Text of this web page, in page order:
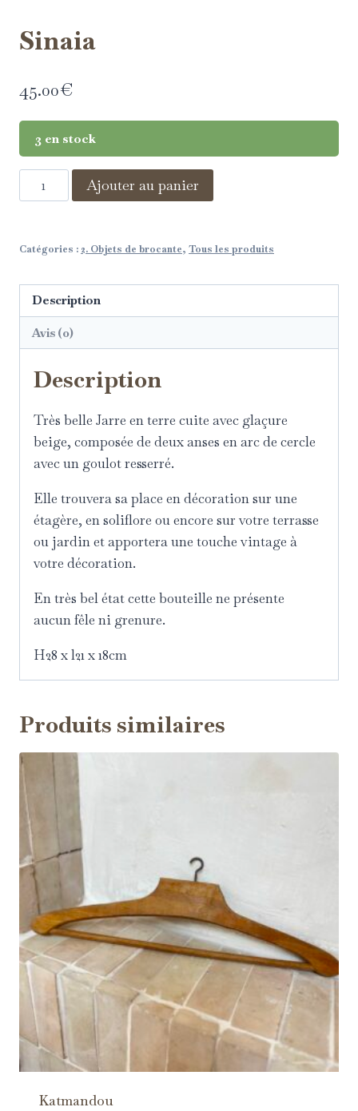
Sinaia
45.00€
3 en stock
Ajouter au panier
Catégories : 2. Objets de brocante, Tous les produits
Description
Avis (0)
Description
Très belle Jarre en terre cuite avec glaçure
beige, composée de deux anses en arc de cercle
avec un goulot resserré.
Elle trouvera sa place en décoration sur une
étagère, en soliflore ou encore sur votre terrasse
ou jardin et apportera une touche vintage à
votre décoration.
En très bel état cette bouteille ne présente
aucun fêle ni grenure.
H28 x l21 x 18cm
Produits similaires
Katmandou